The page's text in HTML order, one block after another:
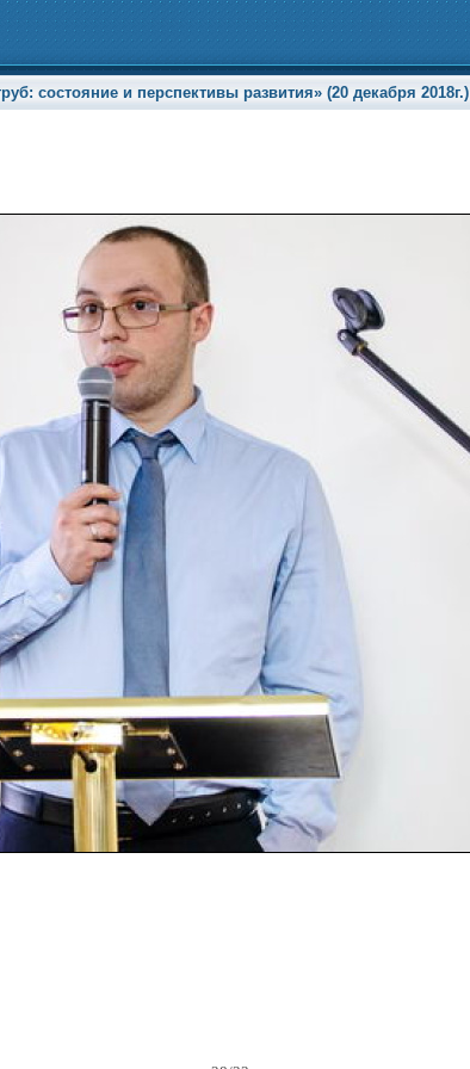
состояние и перспективы развития» (20 декабря 2018г.)